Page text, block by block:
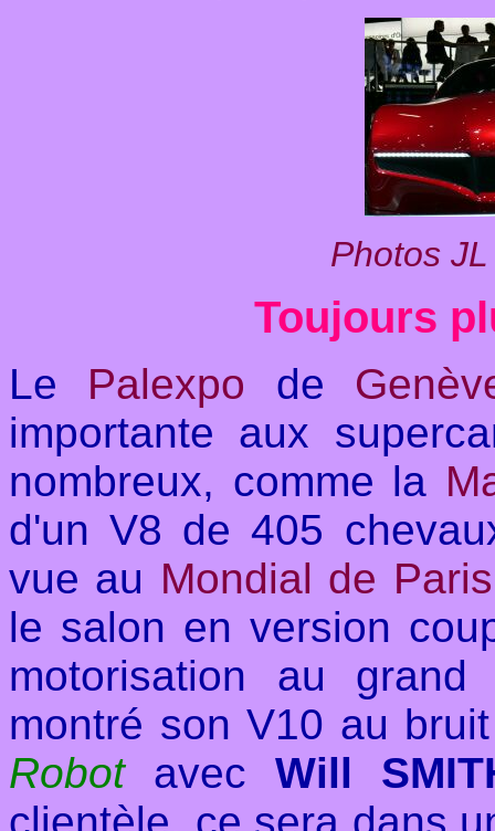
Photos
Toujours
Le Palexpo de
importante aux
nombreux, comme la
d'un V8 de 405
vue au Mondial de Paris
le salon en version
motorisation au
montré son V10 au
Robotavec Will